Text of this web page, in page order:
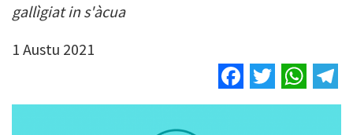
gallìgiat in s'àcua
1 Austu 2021
Facebook
Twitter